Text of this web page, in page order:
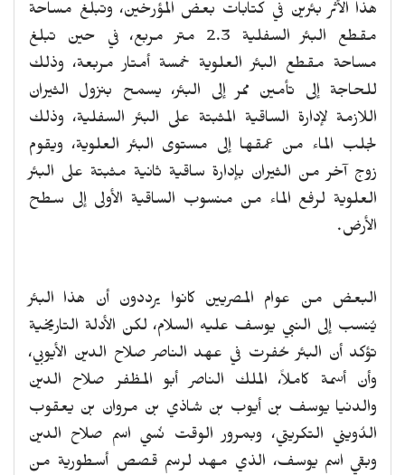
هذا الأثر بئرين في كتابات بعض المؤرخين، وتبلغ مساحة
مقطع البئر السفلية 2.3 متر مربع، في حين تبلغ
مساحة مقطع البئر العلوية خمسة أمتار مربعة، وذلك
للحاجة إلى تأمين ممر إلى البئر، يسمح بنزول الثيران
اللازمة لإدارة الساقية المثبتة على البئر السفلية، وذلك
لجلب الماء من عمقها إلى مستوى البئر العلوية، ويقوم
زوج آخر من الثيران بإدارة ساقية ثانية مثبتة على البئر
العلوية لرفع الماء من منسوب الساقية الأولى إلى سطح
الأرض.
البعض من عوام المصريين كانوا يرددون أن هذا البئر
يُنسب إلى النبي يوسف عليه السلام، لكن الأدلة التاريخية
تؤكد أن البئر حُفرت في عهد الناصر صلاح الدين الأيوبي،
وأن أسمة كاملاً، الملك الناصر أبو المظفر صلاح الدين
والدنيا يوسف بن أيوب بن شاذي بن مروان بن يعقوب
الدُويني التكريتي، وبمرور الوقت نُسي اسم صلاح الدين
وبقي اسم يوسف، الذي مهد لرسم قصص أسطورية من